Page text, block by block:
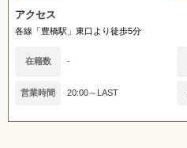
アクセス
各線「豊橋駅」東口より徒歩5分
在籍数 -
営業時間 20:00～LAST